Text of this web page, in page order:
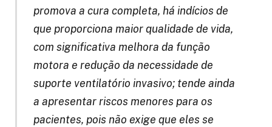
promova a cura completa, há indícios de
que proporciona maior qualidade de vida,
com significativa melhora da função
motora e redução da necessidade de
suporte ventilatório invasivo; tende ainda
a apresentar riscos menores para os
pacientes, pois não exige que eles se